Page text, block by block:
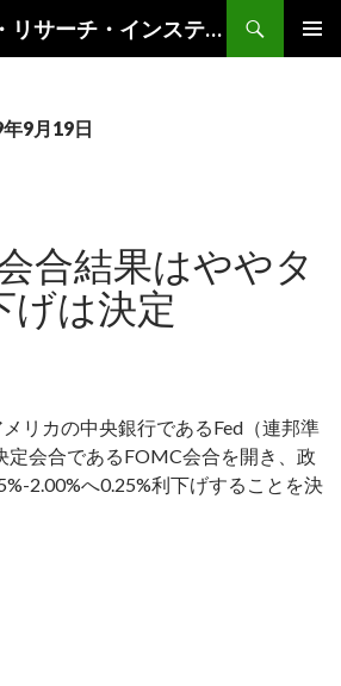
グローバルマクロ・リサーチ・インスティテュート
9月19日
合結果はややタ
げは決定
リカの中央銀行であるFed（連邦準
定会合であるFOMC会合を開き、政
2.00%へ0.25%利下げすることを決
合結果はややタカ派、利下げは決定